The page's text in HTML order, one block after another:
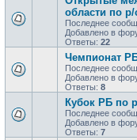
области по
Последнее
Добавлено в
Ответы: 22
Чемпионат
Последнее
Добавлено в
Ответы: 8
Кубок РБ по
Последнее
Добавлено в
Ответы: 7